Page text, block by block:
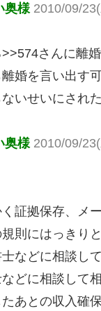
奥様 2010/09/
さんに離
婚を言い出す
いせいにされ
奥様 2010/09/
く証拠保存、メ
規則にはっきり
士などに相談し
などに相談して
たあとの収入確